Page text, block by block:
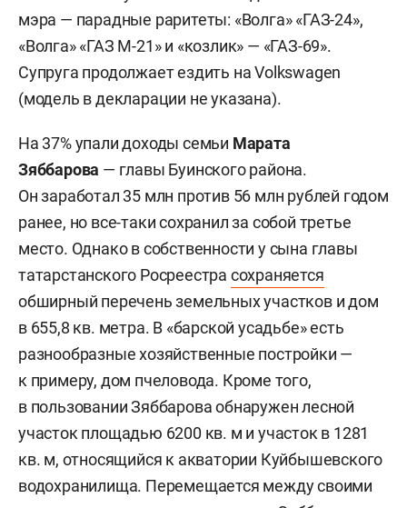
мэра — парадные раритеты: «Волга» «ГАЗ-24»,
«Волга» «ГАЗ М-21» и «козлик» — «ГАЗ-69».
Супруга продолжает ездить на Volkswagen
(модель в декларации не указана).
На 37% упали доходы семьи Марата
Зяббарова — главы Буинского района.
Он заработал 35 млн против 56 млн рублей годом
ранее, но все-таки сохранил за собой третье
место. Однако в собственности у сына главы
татарстанского Росреестра сохраняется
обширный перечень земельных участков и дом
в 655,8 кв. метра. В «барской усадьбе» есть
разнообразные хозяйственные постройки —
к примеру, дом пчеловода. Кроме того,
в пользовании Зяббарова обнаружен лесной
участок площадью 6200 кв. м и участок в 1281
кв. м, относящийся к акватории Куйбышевского
водохранилища. Перемещается между своими